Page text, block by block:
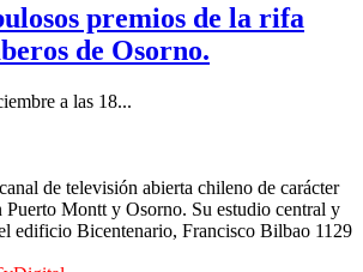
premios de la rifa
de Osorno.
a las 18...
de televisión abierta chileno de carácter
Puerto Montt y Osorno. Su estudio central y
edificio Bicentenario, Francisco Bilbao 1129